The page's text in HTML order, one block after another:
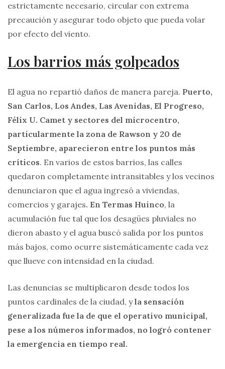
estrictamente necesario, circular con extrema
precaución y asegurar todo objeto que pueda volar
por efecto del viento.
Los barrios más golpeados
El agua no repartió daños de manera pareja. Puerto,
San Carlos, Los Andes, Las Avenidas, El Progreso,
Félix U. Camet y sectores del microcentro,
particularmente la zona de Rawson y 20 de
Septiembre, aparecieron entre los puntos más
críticos. En varios de estos barrios, las calles
quedaron completamente intransitables y los vecinos
denunciaron que el agua ingresó a viviendas,
comercios y garajes. En Termas Huinco, la
acumulación fue tal que los desagües pluviales no
dieron abasto y el agua buscó salida por los puntos
más bajos, como ocurre sistemáticamente cada vez
que llueve con intensidad en la ciudad.
Las denuncias se multiplicaron desde todos los
puntos cardinales de la ciudad, yla sensación
generalizada fue la de que el operativo municipal,
pese a los números informados, no logró contener
la emergencia en tiempo real.